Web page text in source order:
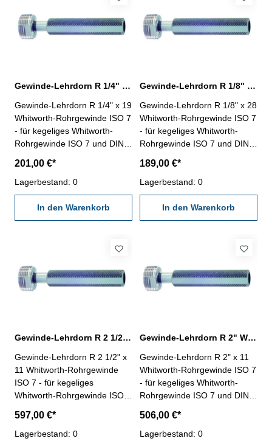
Gewinde-Lehrdorn R 1/4" Whitworth-Rohrgewinde ISO 7
Gewinde-Lehrdorn R 1/4" x 19
Whitworth-Rohrgewinde ISO 7
- für kegeliges Whitworth-
Rohrgewinde ISO 7 und DIN
"Gut" und "Ausschuss"- die
Grenzlehrdorne ISO 7-2:2000
und DIN EN 10226-3 sind mit
ISO 7 Rc/Rp Nr. 1 beschriftet
Nennmaß: R 1/4" x 19
201,00 €*
Lagerbestand: 0
In den Warenkorb
Gewinde-Lehrdorn R 1/8" Whitworth-Rohrgewinde ISO 7
Gewinde-Lehrdorn R 1/8" x 28
Whitworth-Rohrgewinde ISO 7
- für kegeliges Whitworth-
Rohrgewinde ISO 7 und DIN
"Gut" und "Ausschuss"- die
Grenzlehrdorne ISO 7-2:2000
und DIN EN 10226-3 sind mit
ISO 7 Rc/Rp Nr. 1 beschriftet
Nennmaß: R 1/8" x 28
189,00 €*
Lagerbestand: 0
In den Warenkorb
Gewinde-Lehrdorn R 2 1/2" Whitworth-Rohrgewinde ISO 7
Gewinde-Lehrdorn R 2 1/2" x
11 Whitworth-Rohrgewinde
ISO 7 - für kegeliges
Whitworth-Rohrgewinde ISO 7
Rechtsgewinde, "Gut" und
"Ausschuss"- die
597,00 €*
Lagerbestand: 0
Gewinde-Lehrdorn R 2" Whitworth-Rohrgewinde ISO 7
Gewinde-Lehrdorn R 2" x 11
Whitworth-Rohrgewinde ISO 7
- für kegeliges Whitworth-
Rohrgewinde ISO 7 und DIN
"Gut" und "Ausschuss"- die
Grenzlehrdorne ISO 7-2:2000
506,00 €*
Lagerbestand: 0